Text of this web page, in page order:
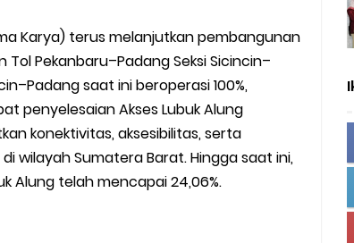
Karya) terus melanjutkan pembangunan
Tol Pekanbaru–Padang Seksi Sicincin–
saat ini beroperasi 100%,
penyelesaian Akses Lubuk Alung
konektivitas, aksesibilitas, serta
wilayah Sumatera Barat. Hingga saat ini,
Alung telah mencapai 24,06%.